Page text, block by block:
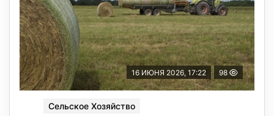
16 ИЮНЯ 2026, 17:22 98
Сельское Хозяйство